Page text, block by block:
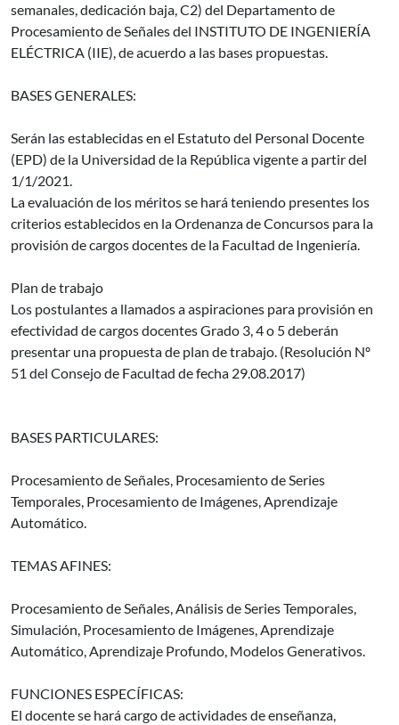
semanales, dedicación baja, C2) del Departamento de
Procesamiento de Señales del INSTITUTO DE INGENIERÍA
ELÉCTRICA (IIE), de acuerdo a las bases propuestas.
BASES GENERALES:
Serán las establecidas en el Estatuto del Personal Docente
(EPD) de la Universidad de la República vigente a partir del
1/1/2021.
La evaluación de los méritos se hará teniendo presentes los
criterios establecidos en la Ordenanza de Concursos para la
provisión de cargos docentes de la Facultad de Ingeniería.
Plan de trabajo
Los postulantes a llamados a aspiraciones para provisión en
efectividad de cargos docentes Grado 3, 4 o 5 deberán
presentar una propuesta de plan de trabajo. (Resolución Nº
51 del Consejo de Facultad de fecha 29.08.2017)
BASES PARTICULARES:
Procesamiento de Señales, Procesamiento de Series
Temporales, Procesamiento de Imágenes, Aprendizaje
Automático.
TEMAS AFINES:
Procesamiento de Señales, Análisis de Series Temporales,
Simulación, Procesamiento de Imágenes, Aprendizaje
Automático, Aprendizaje Profundo, Modelos Generativos.
FUNCIONES ESPECÍFICAS:
El docente se hará cargo de actividades de enseñanza,